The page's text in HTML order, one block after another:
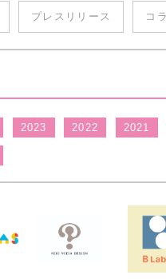
プレスリリース コ
2023 2022 2021